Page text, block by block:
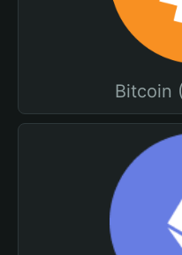
Bitcoin